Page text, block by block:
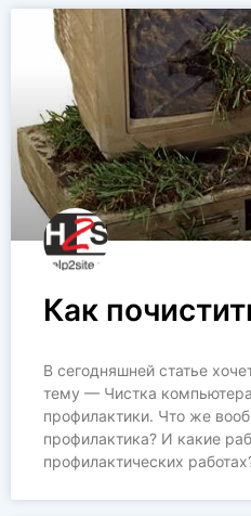
Как
В сегодняшней статье
тему — Чистка
профилактики. Что же
профилактика? И какие
профилактических